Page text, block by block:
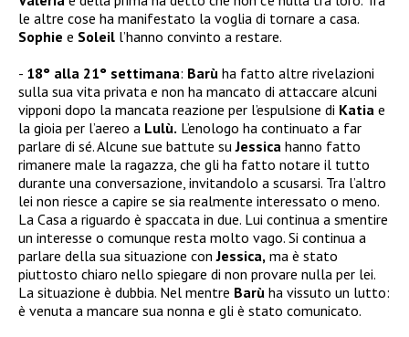
le altre cose ha manifestato la voglia di tornare a casa.
Sophie e Soleil l’hanno convinto a restare.
18° alla 21° settimana: Barù ha fatto altre rivelazioni
sulla sua vita privata e non ha mancato di attaccare alcuni
vipponi dopo la mancata reazione per l’espulsione di Katia e
la gioia per l’aereo a Lulù. L’enologo ha continuato a far
parlare di sé. Alcune sue battute suJessica hanno fatto
rimanere male la ragazza, che gli ha fatto notare il tutto
durante una conversazione, invitandolo a scusarsi. Tra l’altro
lei non riesce a capire se sia realmente interessato o meno.
La Casa a riguardo è spaccata in due. Lui continua a smentire
un interesse o comunque resta molto vago. Si continua a
parlare della sua situazione conJessica, ma è stato
piuttosto chiaro nello spiegare di non provare nulla per lei.
La situazione è dubbia. Nel mentre Barù ha vissuto un lutto:
è venuta a mancare sua nonna e gli è stato comunicato.